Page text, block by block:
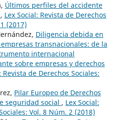
Últimos perfiles del accidente
, Lex Social: Revista de Derechos
(2017)
Diligencia debida en
transnacionales: de la
internacional
sobre empresas y derechos
Revista de Derechos Sociales:
Pilar Europeo de Derechos
seguridad social , Lex Social:
Vol. 8 Núm. 2 (2018)